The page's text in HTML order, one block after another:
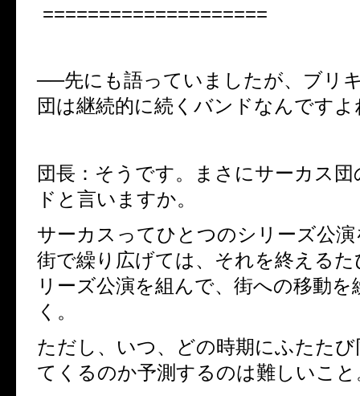
====================
──先にも語っていましたが、ブリ
団は継続的に続くバンドなんですよ
団長：そうです。まさにサーカス
ドと言いますか。
サーカスってひとつのシリーズ公
街で繰り広げては、それを終える
リーズ公演を組んで、街への移動
く。
ただし、いつ、どの時期にふたた
てくるのか予測するのは難しいこと